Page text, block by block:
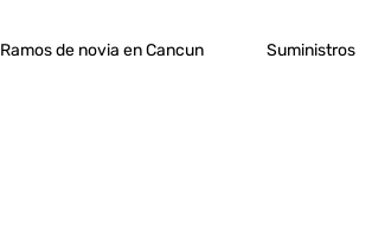
Ramos de novia en Cancun Suministros